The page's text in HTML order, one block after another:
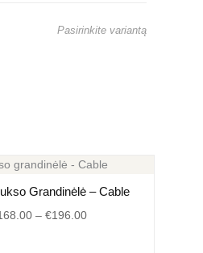
Pasirinkite variantą
Grandinėlė – Cable
– €196.00€168.00